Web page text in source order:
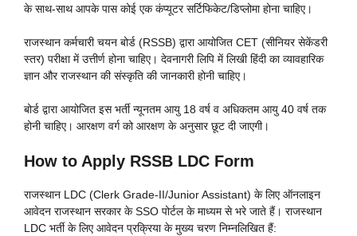
के साथ-साथ आपके पास कोई एक कंप्यूटर सर्टिफिकेट/डिप्लोमा होना चाहिए।
राजस्थान कर्मचारी चयन बोर्ड (RSSB) द्वारा आयोजित CET (सीनियर सेकेंडरी
स्तर) परीक्षा में उत्तीर्ण होना चाहिए। देवनागरी लिपि में लिखी हिंदी का व्यावहारिक
ज्ञान और राजस्थान की संस्कृति की जानकारी होनी चाहिए।
बोर्ड द्वारा आयोजित इस भर्ती न्यूनतम आयु 18 वर्ष व अधिकतम आयु 40 वर्ष तक
होनी चाहिए। आरक्षण वर्ग को आरक्षण के अनुसार छूट दी जाएगी।
How to Apply RSSB LDC Form
राजस्थान LDC (Clerk Grade-II/Junior Assistant) के लिए ऑनलाइन
आवेदन राजस्थान सरकार के SSO पोर्टल के माध्यम से भरे जाते हैं। राजस्थान
LDC भर्ती के लिए आवेदन प्रक्रिया के मुख्य चरण निम्नलिखित हैं: